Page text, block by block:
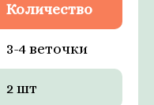
Количество
3-4 веточки
2 шт